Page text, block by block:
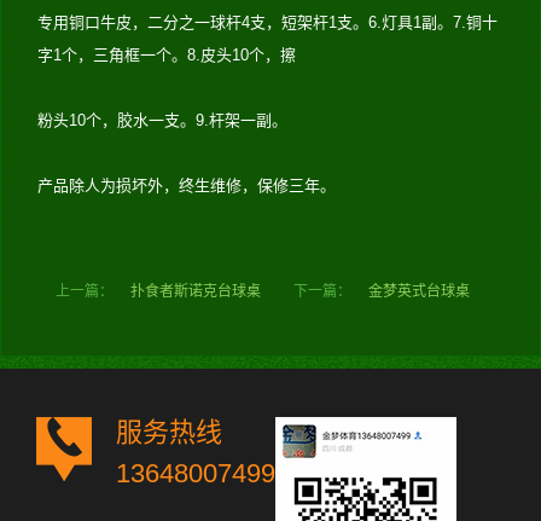
专用铜口牛皮，二分之一球杆4支，短架杆1支。6.灯具1副。7.铜十
字1个，三角框一个。8.皮头10个，擦
粉头10个，胶水一支。9.杆架一副。
产品除人为损坏外，终生维修，保修三年。
上一篇： 扑食者斯诺克台球桌 下一篇： 金梦英式台球桌
服务热线
13648007499